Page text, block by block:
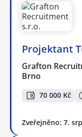
Projektant
Grafton
Brno
70 000 Kč
Zveřejněno: 7.